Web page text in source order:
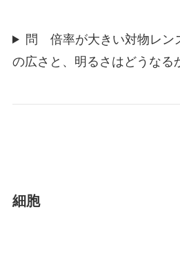
問 倍率が大きい対物レン
の広さと、明るさはどうなる
細胞